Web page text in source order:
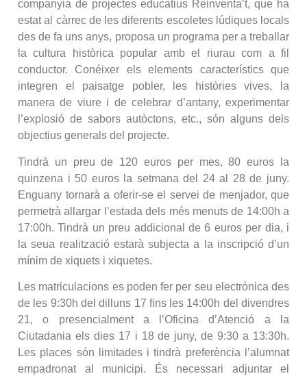
companyia de projectes educatius Reinventa’t, que ha
estat al càrrec de les diferents escoletes lúdiques locals
des de fa uns anys, proposa un programa per a treballar
la cultura històrica popular amb el riurau com a fil
conductor. Conéixer els elements característics que
integren el paisatge pobler, les històries vives, la
manera de viure i de celebrar d’antany, experimentar
l’explosió de sabors autòctons, etc., són alguns dels
objectius generals del projecte.
Tindrà un preu de 120 euros per mes, 80 euros la
quinzena i 50 euros la setmana del 24 al 28 de juny.
Enguany tornarà a oferir-se el servei de menjador, que
permetrà allargar l’estada dels més menuts de 14:00h a
17:00h. Tindrà un preu addicional de 6 euros per dia, i
la seua realització estarà subjecta a la inscripció d’un
mínim de xiquets i xiquetes.
Les matriculacions es poden fer per seu electrònica des
de les 9:30h del dilluns 17 fins les 14:00h del divendres
21, o presencialment a l’Oficina d’Atenció a la
Ciutadania els dies 17 i 18 de juny, de 9:30 a 13:30h.
Les places són limitades i tindrà preferència l’alumnat
empadronat al municipi. És necessari adjuntar el